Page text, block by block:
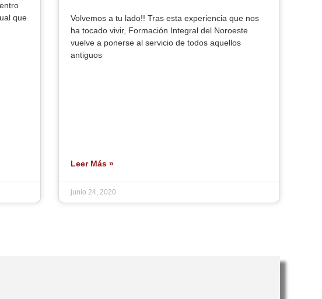
que
Volvemos a tu lado!! Tras esta experiencia que nos
ha tocado vivir, Formación Integral del Noroeste
vuelve a ponerse al servicio de todos aquellos
antiguos
Leer Más »
junio 24, 2020